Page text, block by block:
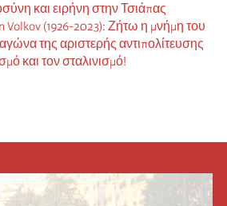
και ειρήνη στην Τσιάπας
Volkov (1926-2023): Ζήτω η μνήμη του
της αριστερής αντιπολίτευσης
και τον σταλινισμό!